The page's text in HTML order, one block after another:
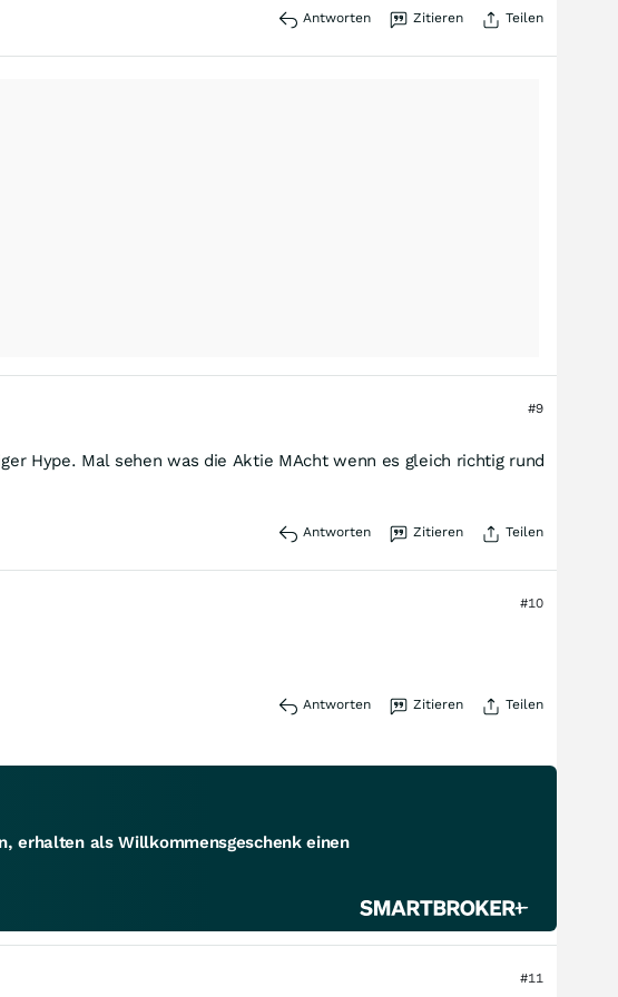
Antworten Zitieren Teilen
#9
Hype. Mal sehen was die Aktie MAcht wenn es gleich richtig rund
Antworten Zitieren Teilen
#10
Antworten Zitieren Teilen
erhalten als Willkommensgeschenk einen
#11